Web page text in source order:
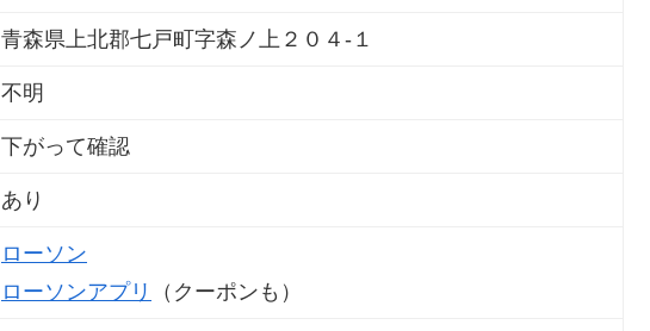
青森県上北郡七戸町字森ノ上２０４‐１
不明
下がって確認
あり
ローソン
ローソンアプリ
（クーポンも）